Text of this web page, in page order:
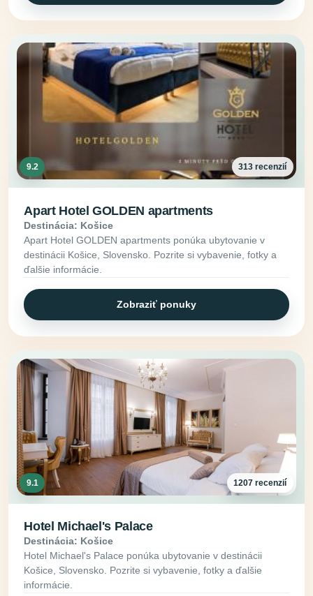
9.2 313 recenzií
Apart Hotel GOLDEN apartments
Destinácia: Košice
Apart Hotel GOLDEN apartments ponúka ubytovanie v
destinácii Košice, Slovensko. Pozrite si vybavenie, fotky a
ďalšie informácie.
Zobraziť ponuky
9.1 1207 recenzií
Hotel Michael's Palace
Destinácia: Košice
Hotel Michael's Palace ponúka ubytovanie v destinácii
Košice, Slovensko. Pozrite si vybavenie, fotky a ďalšie
informácie.